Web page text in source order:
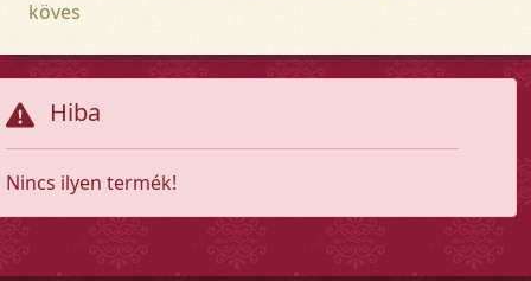
köves
Hiba
Nincs ilyen termék!